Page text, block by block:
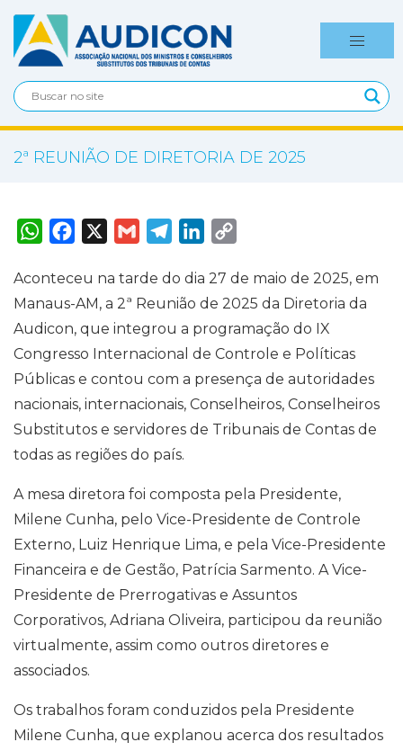
2ª REUNIÃO DE DIRETORIA DE 2025
W
h
s
A
p
p
F
a
b
o
o
k
X
G
m
l
T
e
g
r
a
m
L
k
e
d
I
n
y
L
i
n
k
Aconteceu na tarde do dia 27 de maio de 2025, em
Manaus-AM, a 2ª Reunião de 2025 da Diretoria da
Audicon, que integrou a programação do IX
Congresso Internacional de Controle e Políticas
Públicas e contou com a presença de autoridades
nacionais, internacionais, Conselheiros, Conselheiros
Substitutos e servidores de Tribunais de Contas de
todas as regiões do país.
A mesa diretora foi composta pela Presidente,
Milene Cunha, pelo Vice-Presidente de Controle
Externo, Luiz Henrique Lima, e pela Vice-Presidente
Financeira e de Gestão, Patrícia Sarmento. A Vice-
Presidente de Prerrogativas e Assuntos
Corporativos, Adriana Oliveira, participou da reunião
virtualmente, assim como outros diretores e
associados.
Os trabalhos foram conduzidos pela Presidente
Milene Cunha, que explanou acerca dos resultados